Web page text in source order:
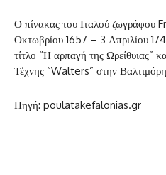
Ο πίνακας του Ιταλού
Οκτωβρίου 1657 – 3 Απριλίου
τίτλο “Η αρπαγή της Ωρείθυιας”
Τέχνης “Walters” στην
Πηγή: poulatakefalonias.gr